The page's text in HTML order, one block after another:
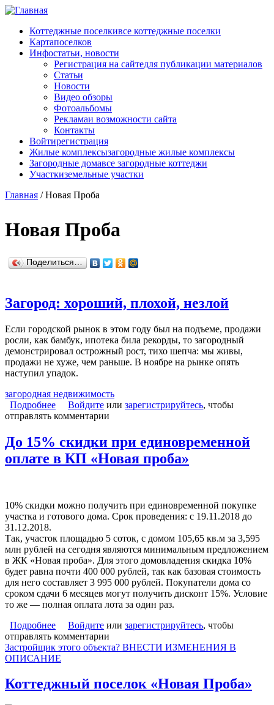
Перейти к основному содержанию
Коттеджные поселкивсе коттеджные поселки
Картапоселков
Инфостатьи, новости
Регистрация на сайтедля публикации материалов
Статьи
Новости
Видео обзоры
Фотоальбомы
Рекламаи возможности сайта
Контакты
Войтирегистрация
Жилые комплексызагородные жилые комплексы
Загородные домавсе загородные коттеджи
Участкиземельные участки
Главная /Новая Проба
Новая Проба
Поделиться…
Загород: хороший, плохой, незлой
Если городской рынок в этом году был на подъеме, продажи
росли, как бамбук, ипотека била рекорды, то загородный
демонстрировал острожный рост, тихо шепча: мы живы,
продажи не хуже, чем раньше. В ноябре на рынке опять
наступил упадок.
загородная недвижимость
Подробнее о Загород: хороший, плохой, незлой
Войдите или зарегистрируйтесь, чтобы
отправлять комментарии
До 15% скидки при единовременной
оплате в КП «Новая проба»
10% скидки можно получить при единовременной покупке
участка и готового дома. Срок проведения: с 19.11.2018 до
31.12.2018.
Так, участок площадью 5 соток, с домом 105,65 кв.м за 3,595
млн рублей на сегодня являются минимальным предложением
в ЖК «Новая проба». Для этого домовладения скидка 10%
будет равна почти 400 000 рублей, так как базовая стоимость
для него составляет 3 995 000 рублей. Покупатели дома со
сроком сдачи 6 месяцев могут получить дисконт 15%. Условие
то же — полная оплата лота за один раз.
Подробнее о До 15% скидки при единовременной оплате в КП
«Новая проба»
Войдите или зарегистрируйтесь, чтобы
отправлять комментарии
Застройщик этого объекта? ВНЕСТИ ИЗМЕНЕНИЯ В
ОПИСАНИЕ
Коттеджный поселок «Новая Проба»